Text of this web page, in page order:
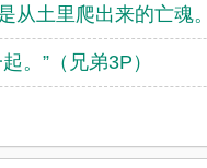
从土里爬出来的亡魂
夹。”（兄弟3P）